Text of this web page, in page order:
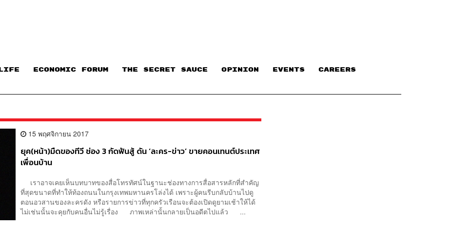
LIFE ECONOMIC FORUM THE SECRET SAUCE​ OPINION EVENTS CAREERS
15 พฤศจิกายน 2017
ยุค(หน้า)มืดของทีวี ช่อง 3 กัดฟันสู้ ดัน ‘ละคร-ข่าว’ ขายคอนเทนต์ประเทศ
เพื่อนบ้าน
เราอาจเคยเห็นบทบาทของสื่อโทรทัศน์ในฐานะช่องทางการสื่อสารหลักที่สำคัญ
ที่สุดขนาดที่ทำให้ท้องถนนในกรุงเทพมหานครโล่งได้ เพราะผู้คนรีบกลับบ้านไปดู
ตอนอวสานของละครดัง หรือรายการข่าวที่ทุกครัวเรือนจะต้องเปิดดูยามเช้าให้ได้
ไม่เช่นนั้นจะคุยกับคนอื่นไม่รู้เรื่อง ภาพเหล่านั้นกลายเป็นอดีตไปแล้ว ...